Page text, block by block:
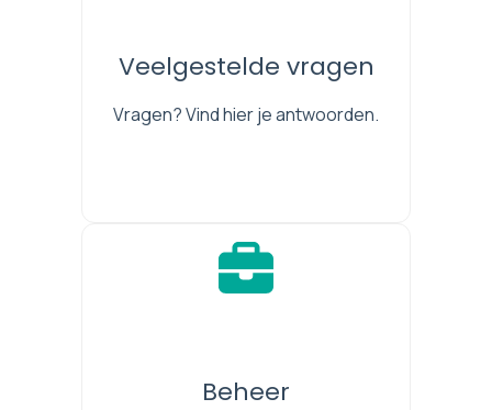
Veelgestelde vragen
Vragen? Vind hier je antwoorden.
Beheer